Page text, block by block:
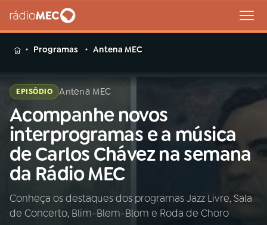
MENU
Buscar
na
Rádio
MEC
Buscar
Início
01INÍCIO
Programas Antena MEC
EPISÓDIO Antena MEC
Acompanhe novos
interprogramas e a música
de Carlos Chávez na semana
da Rádio MEC
Conheça os destaques dos programas Jazz Livre, Sala
de Concerto, Blim-Blem-Blom e Roda de Choro